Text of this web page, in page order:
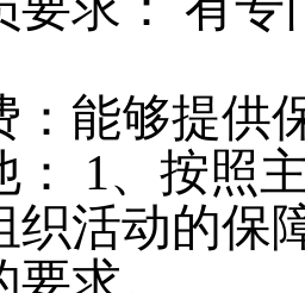
：能够提
： 1、按照
织活动的保